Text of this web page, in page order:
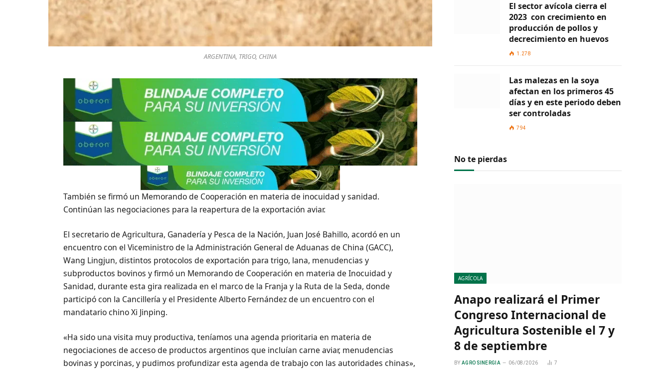
ARGENTINA, TRIGO, CHINA
También se firmó un Memorando de Cooperación en materia de inocuidad y sanidad.
Continúan las negociaciones para la reapertura de la exportación aviar.
El secretario de Agricultura, Ganadería y Pesca de la Nación, Juan José Bahillo, acordó en un
encuentro con el Viceministro de la Administración General de Aduanas de China (GACC),
Wang Lingjun, distintos protocolos de exportación para trigo, lana, menudencias y
subproductos bovinos y firmó un Memorando de Cooperación en materia de Inocuidad y
Sanidad, durante esta gira realizada en el marco de la Franja y la Ruta de la Seda, donde
participó con la Cancillería y el Presidente Alberto Fernández de un encuentro con el
mandatario chino Xi Jinping.
«Ha sido una visita muy productiva, teníamos una agenda prioritaria en materia de
negociaciones de acceso de productos argentinos que incluían carne aviar, menudencias
bovinas y porcinas, y pudimos profundizar esta agenda de trabajo con las autoridades chinas»,
El sector avícola cierra el
2023 con crecimiento en
producción de pollos y
decrecimiento en huevos
1.278
Las malezas en la soya
afectan en los primeros 45
días y en este periodo deben
ser controladas
794
No te pierdas
AGRÍCOLA
Anapo realizará el Primer
Congreso Internacional de
Agricultura Sostenible el 7 y
8 de septiembre
BY AGRO SINERGIA 06/08/2026 7